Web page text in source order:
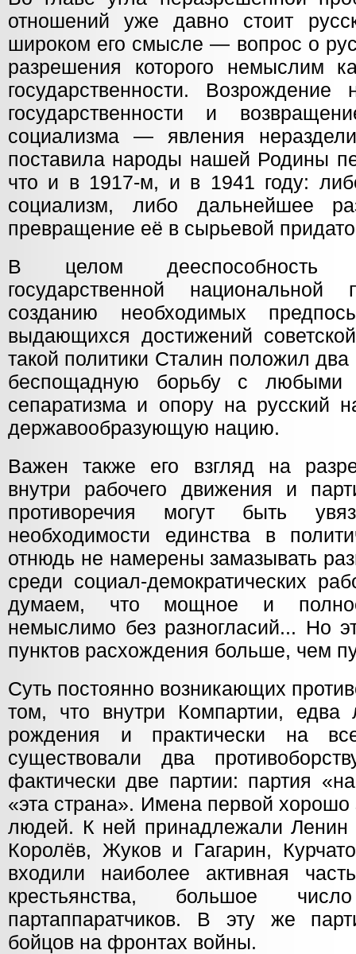
отношений уже давно стоит
широком его смысле — вопрос о
разрешения которого немыслим
государственности. Возрождение
государственности и
социализма — явления
поставила народы нашей Родины
что и в 1917-м, и в 1941 году:
социализм, либо дальнейшее
превращение её в сырьевой
В целом дееспособность
государственной национальной
созданию необходимых
выдающихся достижений
такой политики Сталин положил
беспощадную борьбу с любыми
сепаратизма и опору на русский
державообразующую нацию.
Важен также его взгляд на
внутри рабочего движения и
противоречия могут быть
необходимости единства в
отнюдь не намерены замазывать
среди социал-демократических
думаем, что мощное и
немыслимо без разногласий... Но
пунктов расхождения больше, чем
Суть постоянно возникающих
том, что внутри Компартии,
рождения и практически на
существовали два
фактически две партии: партия
«эта страна». Имена первой
людей. К ней принадлежали
Королёв, Жуков и Гагарин,
входили наиболее активная
крестьянства, большое
партаппаратчиков. В эту же
бойцов на фронтах войны.